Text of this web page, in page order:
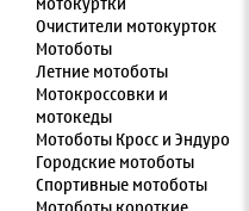
Очистители мотокурток
Мотоботы
Летние мотоботы
Мотокроссовки и
мотокеды
Мотоботы Кросс и Эндуро
Городские мотоботы
Спортивные мотоботы